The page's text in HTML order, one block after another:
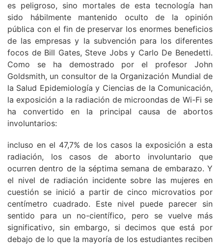
es peligroso, sino mortales de esta tecnología han
sido hábilmente mantenido oculto de la opinión
pública con el fin de preservar los enormes beneficios
de las empresas y la subvención para los diferentes
focos de Bill Gates, Steve Jobs y Carlo De Benedetti.
Como se ha demostrado por el profesor John
Goldsmith, un consultor de la Organización Mundial de
la Salud Epidemiología y Ciencias de la Comunicación,
la exposición a la radiación de microondas de Wi-Fi se
ha convertido en la principal causa de abortos
involuntarios:
incluso en el 47,7% de los casos la exposición a esta
radiación, los casos de aborto involuntario que
ocurren dentro de la séptima semana de embarazo. Y
el nivel de radiación incidente sobre las mujeres en
cuestión se inició a partir de cinco microvatios por
centímetro cuadrado. Este nivel puede parecer sin
sentido para un no-científico, pero se vuelve más
significativo, sin embargo, si decimos que está por
debajo de lo que la mayoría de los estudiantes reciben